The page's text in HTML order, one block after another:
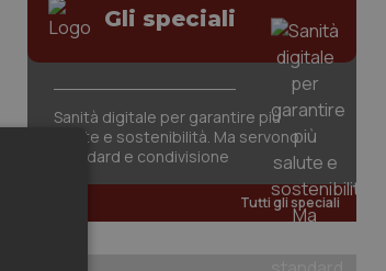
Gli speciali
Sanità digitale per garantire più
salute e sostenibilità. Ma servono
standard e condivisione
Tutti gli speciali